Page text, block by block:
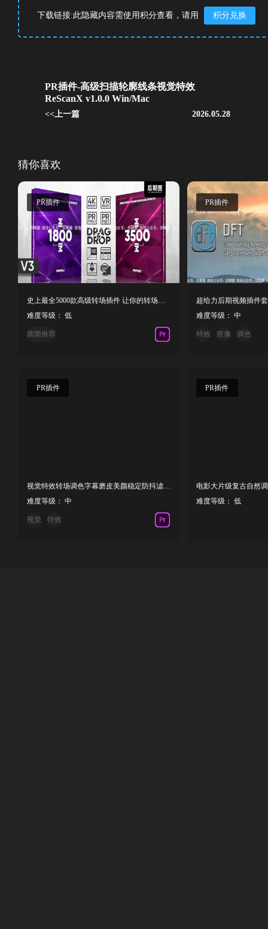
下载链接:此隐藏内容需使用积分查看，请用 积分兑换
PR插件-高级扫描轮廓线条视觉特效
ReScanX v1.0.0 Win/Mac
2026.05.28
<<上一篇
猜你喜欢
PR插件
史上最全5000款高级转场插件 让你的转场狂拽酷炫！
难度等级： 低
菌菌推荐
PR插件
难度等级： 中
特效 抠像 调色
PR插件
视觉特效转场调色字幕磨皮美颜稳定防抖滤镜包NewBlueFX TotalFX 221118
难度等级： 中
视觉 特效
PR插件
难度等级： 低